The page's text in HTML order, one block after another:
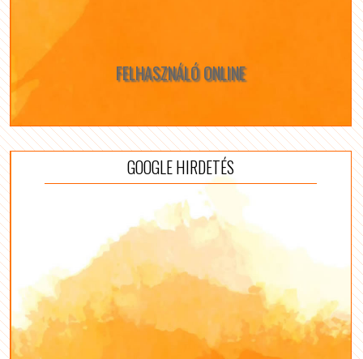
FELHASZNÁLÓ ONLINE
GOOGLE HIRDETÉS